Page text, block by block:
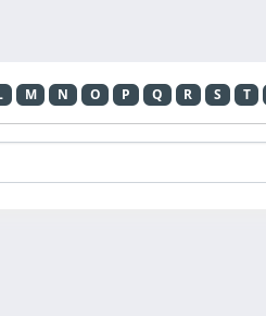
M N O P Q R S T